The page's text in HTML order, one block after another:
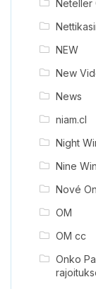
Neteller
NEW
New
News
niam.cl
Night
Nine Win
Nové
OM
OM cc
Onko